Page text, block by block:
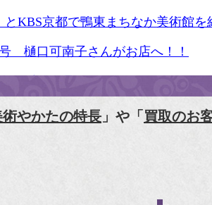
とKBS京都で鴨東まちなか美術館
号 樋口可南子さんがお店へ！！
の古寺散歩』（5月17日発行）
やかたの特長 」や「 買取のお